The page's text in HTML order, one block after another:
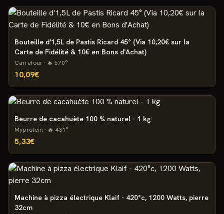
Bouteille d'1,5L de Pastis Ricard 45° (Via 10,20€ sur la
Carte de Fidélité & 10€ en Bons d'Achat)
Carrefour · 🔥 570°
10,09€
Beurre de cacahuète 100 % naturel - 1 kg
Myprotein · 🔥 431°
5,33€
Machine à pizza électrique Klaif - 420°c, 1200 Watts, pierre
32cm